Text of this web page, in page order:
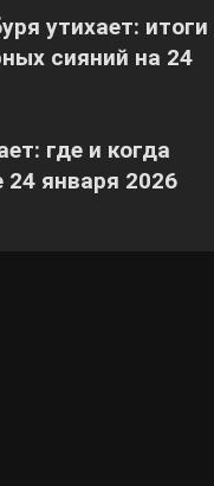
утихает: итоги
сияний на 24
где и когда
24 января 2026